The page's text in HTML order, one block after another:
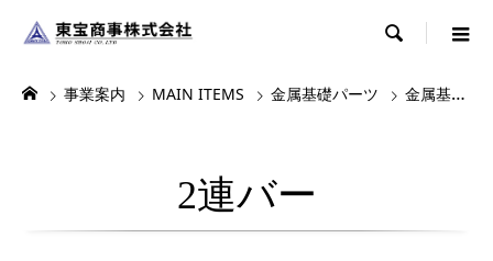

事業案内 MAIN ITEMS 金属基礎パーツ 金属基礎パーツ3
2連バー